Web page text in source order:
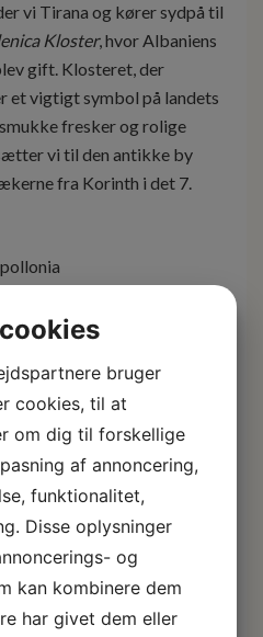
vi Tirana og kører sydpå til
Kloster, hvor Albaniens
gift. Klosteret, der
et vigtigt symbol på landets
fresker og rolige
vi til den antikke by
fra Korinth i det 7.
mest imponerende
andet resterne af
hvis majestætiske søjler
I det nærliggende
med fresker, besøger vi
som fortæller historien
en lokal restaurant og
, hvor Adriaterhavet
bruger
cookies, til at
om dig til forskellige
af annoncering,
funktionalitet,
Disse oplysninger
og
kan kombinere dem
har givet dem eller